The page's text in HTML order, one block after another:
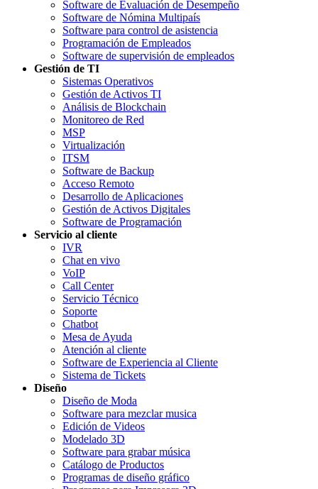
Software de Evaluación de Desempeño
Software de Nómina Multipaís
Software para control de asistencia
Programación de Empleados
Software de supervisión de empleados
Gestión de TI
Sistemas Operativos
Gestión de Activos TI
Análisis de Blockchain
Monitoreo de Red
MSP
Virtualización
ITSM
Software de Backup
Acceso Remoto
Desarrollo de Aplicaciones
Gestión de Activos Digitales
Software de Programación
Servicio al cliente
IVR
Chat en vivo
VoIP
Call Center
Servicio Técnico
Soporte
Chatbot
Mesa de Ayuda
Atención al cliente
Software de Experiencia al Cliente
Sistema de Tickets
Diseño
Diseño de Moda
Software para mezclar musica
Edición de Videos
Modelado 3D
Software para grabar música
Catálogo de Productos
Programas de diseño gráfico